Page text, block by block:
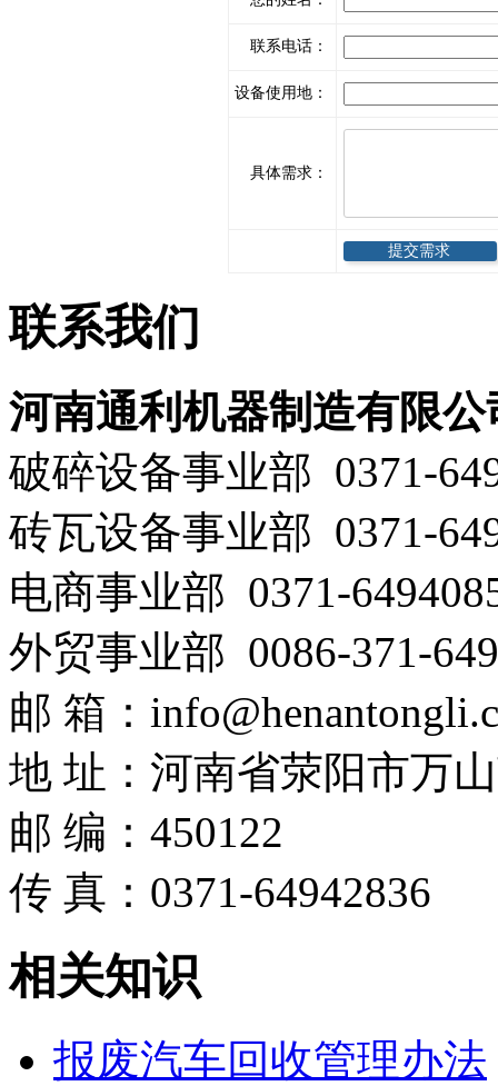
联系电话：
设备使用地：
具体需求：
联系我们
河南通利机器制造有限公
破碎设备事业部 0371-
砖瓦设备事业部 0371-
电商事业部 0371-
外贸事业部 0086-371-
邮 箱：
地 址：河南省荥阳市万
邮 编：450122
传 真：0371-64942836
相关知识
报废汽车回收管理办法